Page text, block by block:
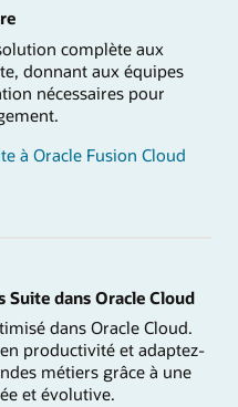
complète aux
donnant aux équipes
nécessaires pour
à Oracle Fusion Cloud
Suite dans Oracle Cloud
dans Oracle Cloud.
productivité et adaptez-
métiers grâce à une
et évolutive.